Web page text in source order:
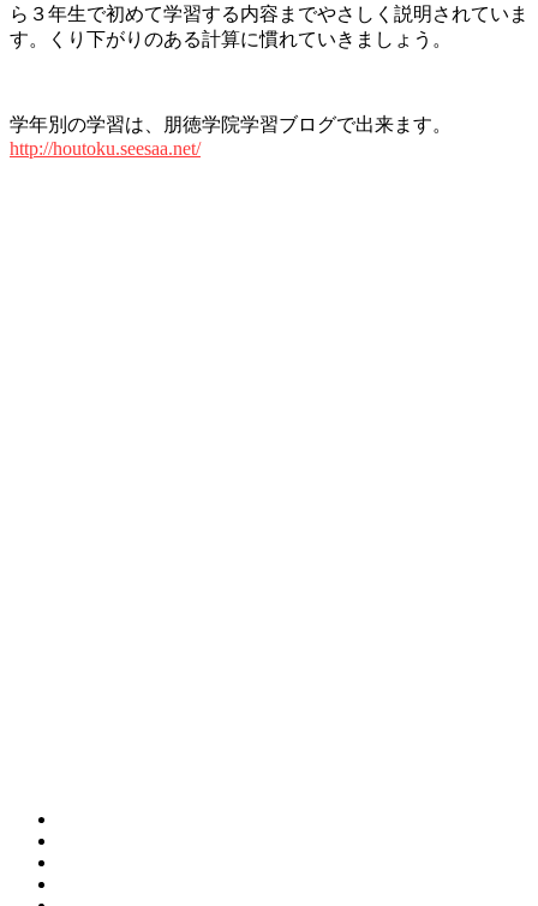
ら３年生で初めて学習する内容までやさしく説明されていま
す。くり下がりのある計算に慣れていきましょう。
学年別の学習は、朋徳学院学習ブログで出来ます。
http://houtoku.seesaa.net/